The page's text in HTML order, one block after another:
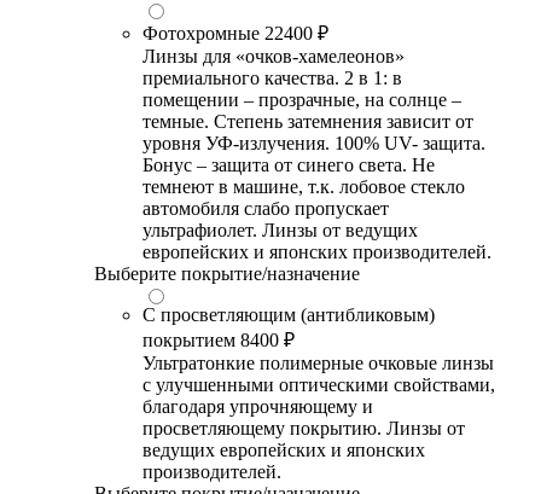
Фотохромные 22400 ₽
Линзы для «очков-хамелеонов»
премиального качества. 2 в 1: в
помещении – прозрачные, на солнце –
темные. Степень затемнения зависит от
уровня УФ-излучения. 100% UV- защита.
Бонус – защита от синего света. Не
темнеют в машине, т.к. лобовое стекло
автомобиля слабо пропускает
ультрафиолет. Линзы от ведущих
европейских и японских производителей.
Выберите покрытие/назначение
С просветляющим (антибликовым)
покрытием 8400 ₽
Ультратонкие полимерные очковые линзы
с улучшенными оптическими свойствами,
благодаря упрочняющему и
просветляющему покрытию. Линзы от
ведущих европейских и японских
производителей.